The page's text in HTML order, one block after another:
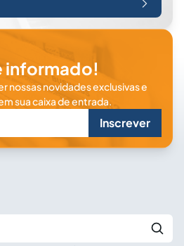
informado!
nossas novidades exclusivas e
sua caixa de entrada.
Inscrever